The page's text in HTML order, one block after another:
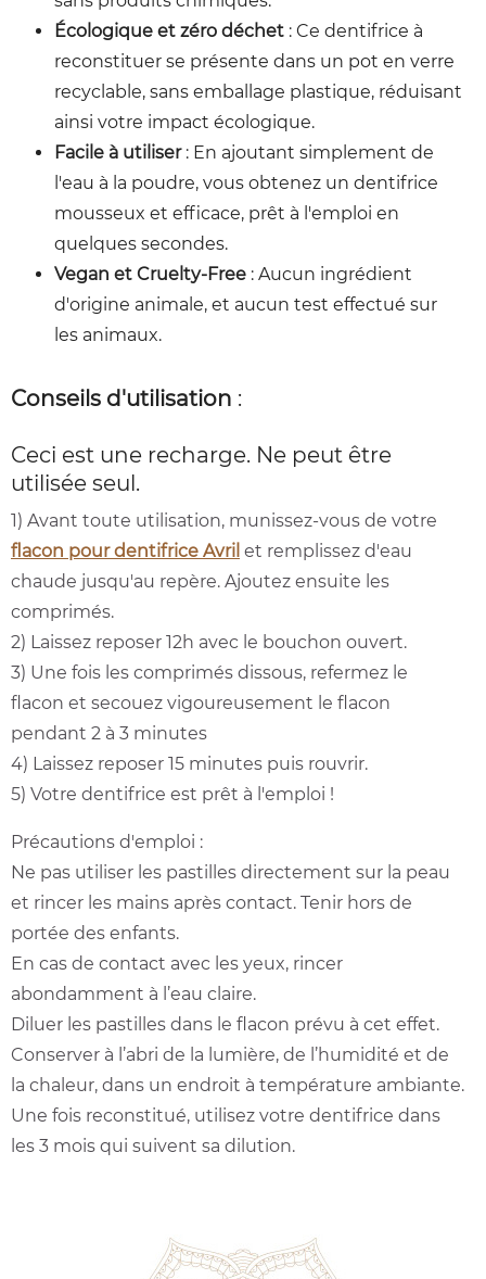
Écologique et zéro déchet : Ce dentifrice à
reconstituer se présente dans un pot en verre
recyclable, sans emballage plastique, réduisant
ainsi votre impact écologique.
Facile à utiliser: En ajoutant simplement de
l'eau à la poudre, vous obtenez un dentifrice
mousseux et efficace, prêt à l'emploi en
quelques secondes.
Vegan et Cruelty-Free : Aucun ingrédient
d'origine animale, et aucun test effectué sur
les animaux.
Conseils d'utilisation :
Ceci est une recharge. Ne peut être
utilisée seul.
1) Avant toute utilisation, munissez-vous de votre
flacon pour dentifrice Avril et remplissez d'eau
chaude jusqu'au repère. Ajoutez ensuite les
comprimés.
2) Laissez reposer 12h avec le bouchon ouvert.
3) Une fois les comprimés dissous, refermez le
flacon et secouez vigoureusement le flacon
pendant 2 à 3 minutes
4) Laissez reposer 15 minutes puis rouvrir.
5) Votre dentifrice est prêt à l'emploi !
Précautions d'emploi :
Ne pas utiliser les pastilles directement sur la peau
et rincer les mains après contact. Tenir hors de
portée des enfants.
En cas de contact avec les yeux, rincer
abondamment à l’eau claire.
Diluer les pastilles dans le flacon prévu à cet effet.
Conserver à l’abri de la lumière, de l’humidité et de
la chaleur, dans un endroit à température ambiante.
Une fois reconstitué, utilisez votre dentifrice dans
les 3 mois qui suivent sa dilution.